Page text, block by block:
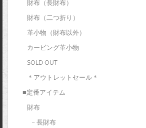
財布（長財布）
財布（二つ折り）
革小物（財布以外）
カービング革小物
SOLD OUT
＊アウトレットセール＊
■定番アイテム
財布
– 長財布